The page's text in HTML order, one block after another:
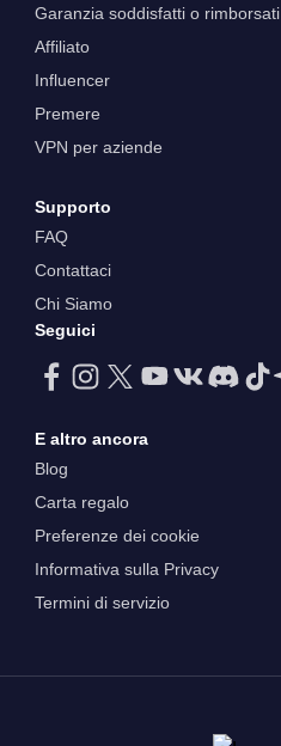
Garanzia soddisfatti o rimborsati
Affiliato
Influencer
Premere
VPN per aziende
Supporto
FAQ
Contattaci
Chi Siamo
Seguici
E altro ancora
Blog
Carta regalo
Preferenze dei cookie
Informativa sulla Privacy
Termini di servizio